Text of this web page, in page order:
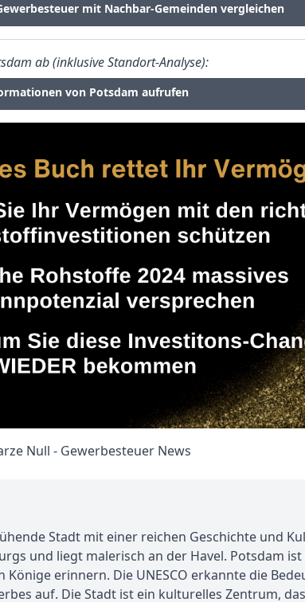
mit Nachbar-Gemeinden vergleichen
ab (inklusive Standort-Analyse):
von Potsdam aufrufen
Stadt mit einer reichen Geschichte und
und liegt malerisch an der Havel. Potsdam
erinnern. Die UNESCO erkannte die
auf. Die Stadt ist ein kulturelles Zentrum,